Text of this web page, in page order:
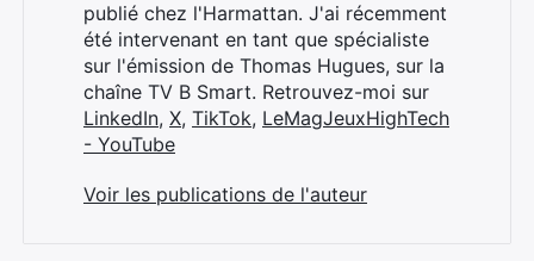
publié chez l'Harmattan. J'ai récemment
été intervenant en tant que spécialiste
sur l'émission de Thomas Hugues, sur la
chaîne TV B Smart. Retrouvez-moi sur
LinkedIn, X, TikTok, LeMagJeuxHighTech
- YouTube
Voir les publications de l'auteur